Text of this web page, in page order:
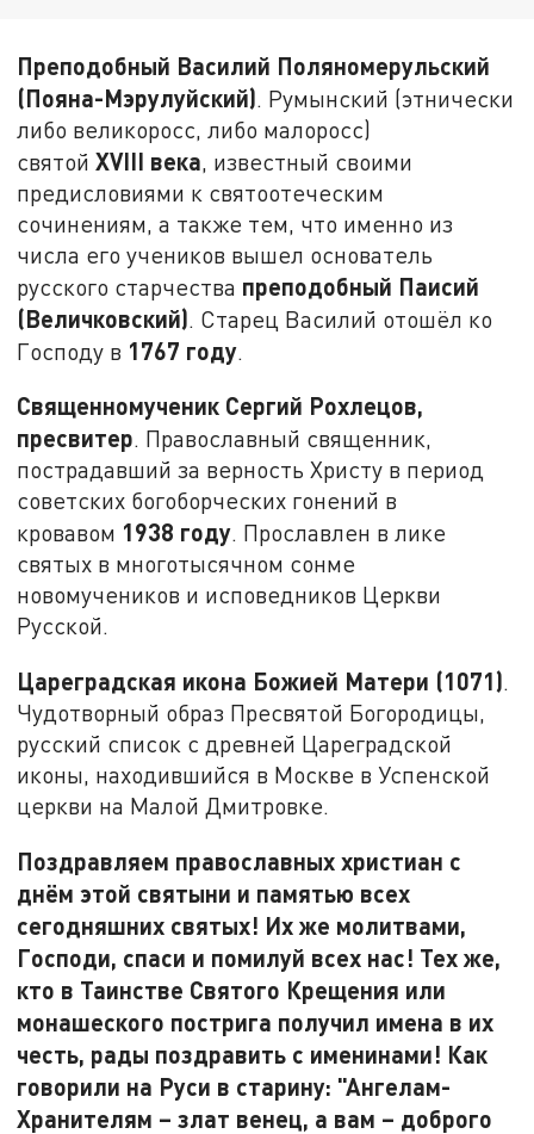
Преподобный Василий Поляномерульский
(Пояна-Мэрулуйский). Румынский (этнически
либо великоросс, либо малоросс)
святойXVIII века, известный своими
предисловиями к святоотеческим
сочинениям, а также тем, что именно из
числа его учеников вышел основатель
русского старчества преподобный Паисий
(Величковский). Старец Василий отошёл ко
Господу в 1767 году.
Священномученик Сергий Рохлецов,
пресвитер. Православный священник,
пострадавший за верность Христу в период
советских богоборческих гонений в
кровавом 1938 году. Прославлен в лике
святых в многотысячном сонме
новомучеников и исповедников Церкви
Русской.
Цареградская икона Божией Матери (1071).
Чудотворный образ Пресвятой Богородицы,
русский список с древней Цареградской
иконы, находившийся в Москве в Успенской
церкви на Малой Дмитровке.
Поздравляем православных христиан с
днём этой святыни и памятью всех
сегодняшних святых! Их же молитвами,
Господи, спаси и помилуй всех нас! Тех же,
кто в Таинстве Святого Крещения или
монашеского пострига получил имена в их
честь, рады поздравить с именинами! Как
говорили на Руси в старину: "Ангелам-
Хранителям – злат венец, а вам – доброго